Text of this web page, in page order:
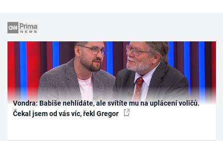
Vondra: Babiše nehlídáte, ale svítíte mu na uplácení voličů.
Čekal jsem od vás víc, řekl Gregor